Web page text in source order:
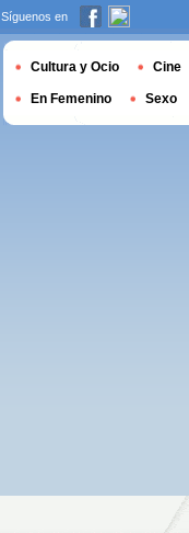
Síguenos en
Cultura y Ocio Cine
En Femenino Sexo